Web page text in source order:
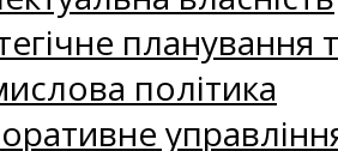
політика